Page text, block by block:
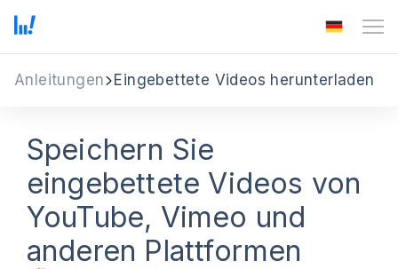
Anleitungen Eingebettete Videos herunterladen
Speichern Sie
eingebettete Videos von
YouTube, Vimeo und
anderen Plattformen